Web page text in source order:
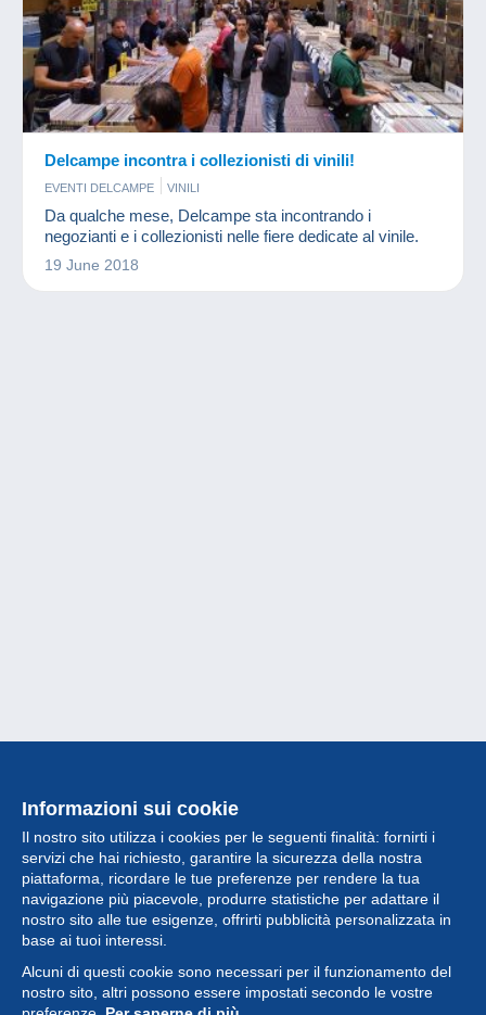
Delcampe incontra i collezionisti di vinili!
EVENTI DELCAMPE VINILI
Da qualche mese, Delcampe sta incontrando i
negozianti e i collezionisti nelle fiere dedicate al vinile.
19 June 2018
Informazioni sui cookie
Il nostro sito utilizza i cookies per le seguenti finalità: fornirti i
servizi che hai richiesto, garantire la sicurezza della nostra
piattaforma, ricordare le tue preferenze per rendere la tua
navigazione più piacevole, produrre statistiche per adattare il
nostro sito alle tue esigenze, offrirti pubblicità personalizzata in
base ai tuoi interessi.
Alcuni di questi cookie sono necessari per il funzionamento del
nostro sito, altri possono essere impostati secondo le vostre
Collezione
Novità